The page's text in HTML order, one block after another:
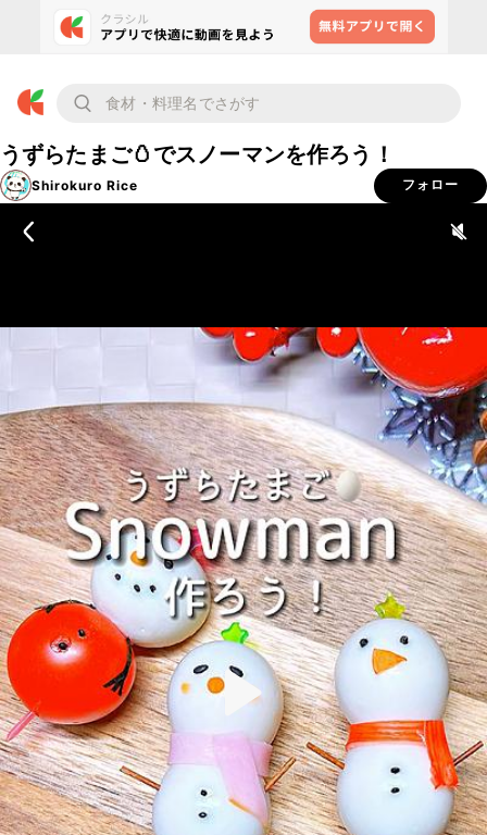
うずらたまご🥚でスノーマンを作ろう！
Shirokuro Rice フォロー